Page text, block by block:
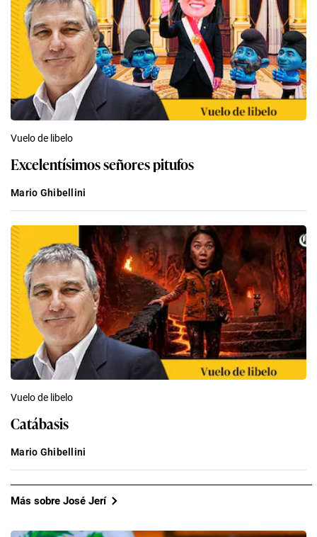
Vuelo de libelo
Excelentísimos señores pitufos
Mario Ghibellini
Vuelo de libelo
Catábasis
Mario Ghibellini
Más sobre José Jerí